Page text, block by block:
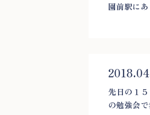
園前駅に
先日の１
の勉強会